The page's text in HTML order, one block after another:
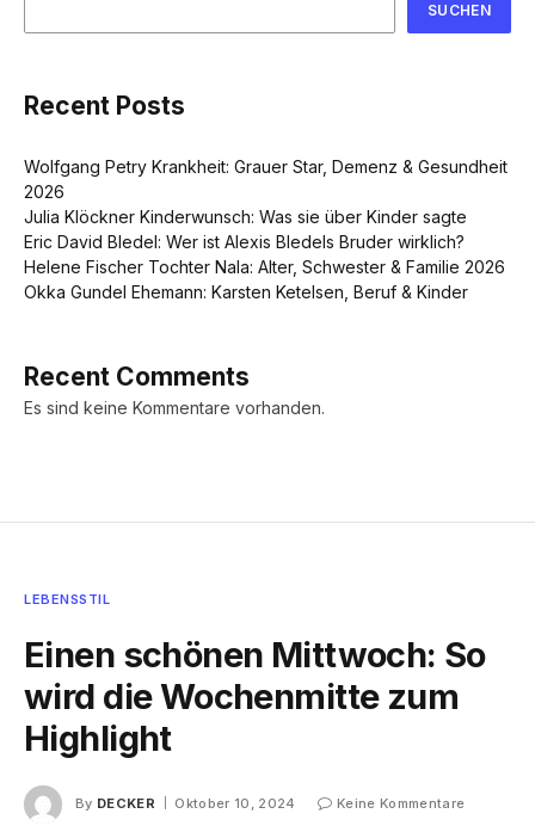
SUCHEN
Recent Posts
Wolfgang Petry Krankheit: Grauer Star, Demenz & Gesundheit
2026
Julia Klöckner Kinderwunsch: Was sie über Kinder sagte
Eric David Bledel: Wer ist Alexis Bledels Bruder wirklich?
Helene Fischer Tochter Nala: Alter, Schwester & Familie 2026
Okka Gundel Ehemann: Karsten Ketelsen, Beruf & Kinder
Recent Comments
Es sind keine Kommentare vorhanden.
LEBENSSTIL
Einen schönen Mittwoch: So
wird die Wochenmitte zum
Highlight
By DECKER Oktober 10, 2024
Keine Kommentare